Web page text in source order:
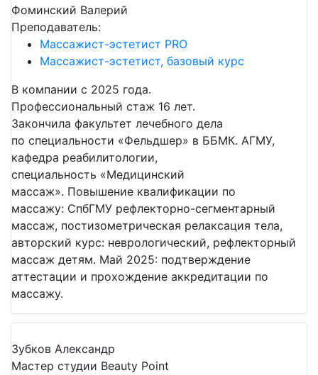
Фоминский Валерий
Преподаватель:
Массажист-эстетист PRO
Массажист-эстетист, базовый курс
В компании с 2025 года.
Профессиональный стаж 16 лет.
Закончила факультет лечебного дела
по специальности «Фельдшер» в ББМК. АГМУ,
кафедра реабилитологии,
специальность «Медицинский
массаж». Повышение квалификации по
массажу: СпбГМУ рефлекторно-сегментарный
массаж, постизометрическая релаксация тела,
авторский курс: неврологический, рефлекторный
массаж детям. Май 2025: подтверждение
аттестации и прохождение аккредитации по
массажу.
Зубков Александр
Мастер студии Beauty Point